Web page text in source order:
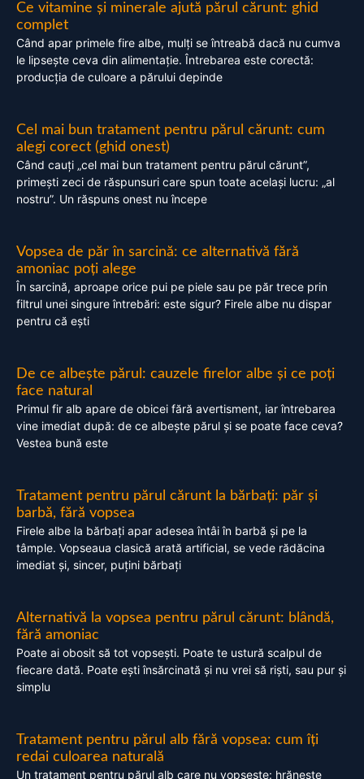
Ce vitamine și minerale ajută părul cărunt: ghid
complet
Când apar primele fire albe, mulți se întreabă dacă nu cumva
le lipsește ceva din alimentație. Întrebarea este corectă:
producția de culoare a părului depinde
Cel mai bun tratament pentru părul cărunt: cum
alegi corect (ghid onest)
Când cauți „cel mai bun tratament pentru părul cărunt”,
primești zeci de răspunsuri care spun toate același lucru: „al
nostru”. Un răspuns onest nu începe
Vopsea de păr în sarcină: ce alternativă fără
amoniac poți alege
În sarcină, aproape orice pui pe piele sau pe păr trece prin
filtrul unei singure întrebări: este sigur? Firele albe nu dispar
pentru că ești
De ce albește părul: cauzele firelor albe și ce poți
face natural
Primul fir alb apare de obicei fără avertisment, iar întrebarea
vine imediat după: de ce albește părul și se poate face ceva?
Vestea bună este
Tratament pentru părul cărunt la bărbați: păr și
barbă, fără vopsea
Firele albe la bărbați apar adesea întâi în barbă și pe la
tâmple. Vopseaua clasică arată artificial, se vede rădăcina
imediat și, sincer, puțini bărbați
Alternativă la vopsea pentru părul cărunt: blândă,
fără amoniac
Poate ai obosit să tot vopsești. Poate te ustură scalpul de
fiecare dată. Poate ești însărcinată și nu vrei să riști, sau pur și
simplu
Tratament pentru părul alb fără vopsea: cum îți
redai culoarea naturală
Un tratament pentru părul alb care nu vopsește: hrănește